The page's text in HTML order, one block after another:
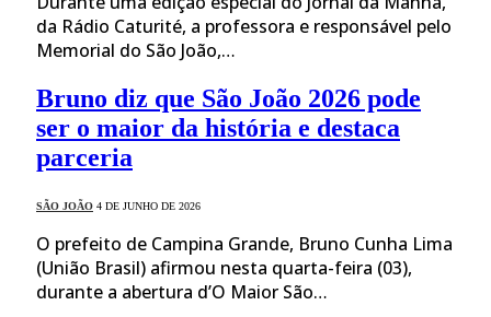
da Rádio Caturité, a professora e responsável pelo
Memorial do São João,…
Bruno diz que São João 2026 pode
ser o maior da história e destaca
parceria
SÃO JOÃO 4 DE JUNHO DE 2026
O prefeito de Campina Grande, Bruno Cunha Lima
(União Brasil) afirmou nesta quarta-feira (03),
durante a abertura d’O Maior São…